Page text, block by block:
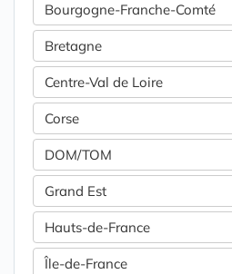
Bourgogne-Franche-Comté
Bretagne
Centre-Val de Loire
Corse
DOM/TOM
Grand Est
Hauts-de-France
Île-de-France